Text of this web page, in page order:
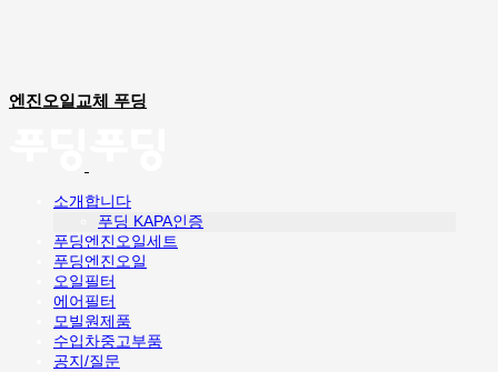
엔진오일교체 푸딩
소개합니다
푸딩 KAPA인증
푸딩엔진오일세트
푸딩엔진오일
오일필터
에어필터
모빌원제품
수입차중고부품
공지/질문